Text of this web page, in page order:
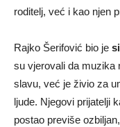
roditelj, već i kao njen
Rajko Šerifović bio je
su vjerovali da muzika
slavu, već je živio za
ljude. Njegovi prijatelji
postao previše